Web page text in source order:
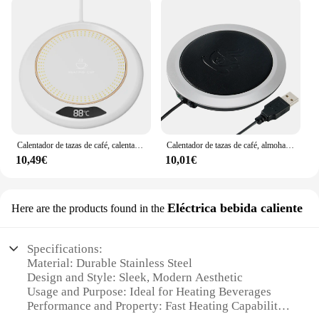
Calentador de tazas de café, calentador de tazas eléctrico termostático, 3 ajustes de temperatura, apagado automático, posavasos de calefacción inteligente para el hogar y la Oficina
10,49€
Calentador de tazas de café, almohadilla calefactora de agua y leche, esterilla cálida, posavasos de temperatura constante, 110/220V, enchufe europeo
10,01€
Here are the products found in the Eléctrica bebida caliente
Specifications:
Material: Durable Stainless Steel
Design and Style: Sleek, Modern Aesthetic
Usage and Purpose: Ideal for Heating Beverages
Performance and Property: Fast Heating Capability